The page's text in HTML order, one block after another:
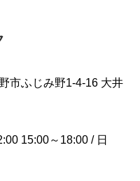
市ふじみ野1-4-16 大井
15:00～18:00 / 日